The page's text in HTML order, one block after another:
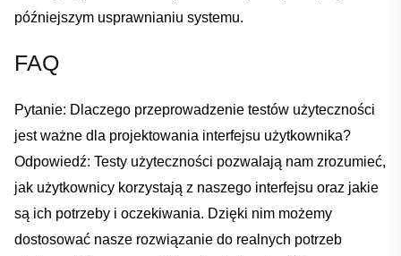
późniejszym usprawnianiu systemu.
FAQ
Pytanie: ‍Dlaczego przeprowadzenie testów‌ użyteczności
⁣jest‍ ważne dla projektowania interfejsu użytkownika?
Odpowiedź: Testy użyteczności pozwalają nam ‌zrozumieć,
jak użytkownicy korzystają z naszego interfejsu oraz jakie
‍są ich⁤ potrzeby i oczekiwania. ⁤Dzięki ‌nim⁣ możemy
dostosować nasze rozwiązanie‍ do realnych ⁢potrzeb⁤